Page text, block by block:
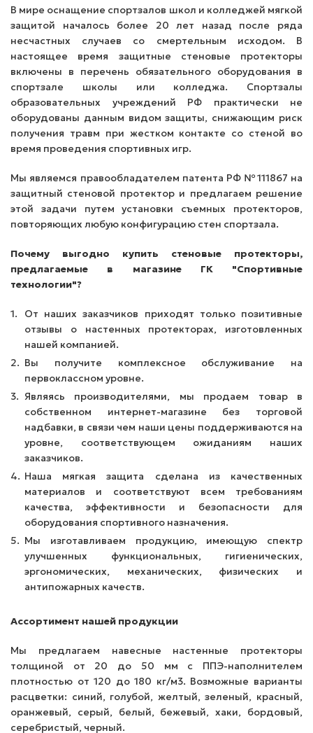
В мире оснащение спортзалов школ и колледжей мягкой
защитой началось более 20 лет назад после ряда
несчастных случаев со смертельным исходом. В
настоящее время защитные стеновые протекторы
включены в перечень обязательного оборудования в
спортзале школы или колледжа. Спортзалы
образовательных учреждений РФ практически не
оборудованы данным видом защиты, снижающим риск
получения травм при жестком контакте со стеной во
время проведения спортивных игр.
Мы являемся правообладателем патента РФ №111867 на
защитный стеновой протектор и предлагаем решение
этой задачи путем установки съемных протекторов,
повторяющих любую конфигурацию стен спортзала.
Почему выгодно купить стеновые протекторы,
предлагаемые в магазине ГК "Спортивные
технологии"?
От наших заказчиков приходят только позитивные
отзывы о настенных протекторах, изготовленных
нашей компанией.
Вы получите комплексное обслуживание на
первоклассном уровне.
Являясь производителями, мы продаем товар в
собственном интернет-магазине без торговой
надбавки, в связи чем наши цены поддерживаются на
уровне, соответствующем ожиданиям наших
заказчиков.
Наша мягкая защита сделана из качественных
материалов и соответствуют всем требованиям
качества, эффективности и безопасности для
оборудования спортивного назначения.
Мы изготавливаем продукцию, имеющую спектр
улучшенных функциональных, гигиенических,
эргономических, механических, физических и
антипожарных качеств.
Ассортимент нашей продукции
Мы предлагаем навесные настенные протекторы
толщиной от 20 до 50 мм с ППЭ-наполнителем
плотностью от 120 до 180 кг/м3. Возможные варианты
расцветки: синий, голубой, желтый, зеленый, красный,
оранжевый, серый, белый, бежевый, хаки, бордовый,
серебристый, черный.